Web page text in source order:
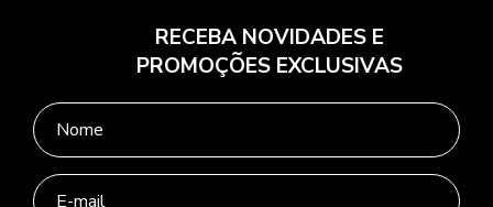
RECEBA NOVIDADES E
PROMOÇÕES EXCLUSIVAS